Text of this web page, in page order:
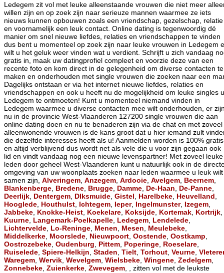
Ledegem zit vol met leuke alleenstaande vrouwen die niet meer
willen zijn en op zoek zijn naar serieuze mannen waarmee ze iets
nieuws kunnen opbouwen zoals een vriendschap, gezelschap, relatie
en voornamelijk een leuk contact. Online dating is tegenwoordig dé
manier om snel nieuwe liefdes, relaties en vriendschappen te vinden
dus bent u momenteel op zoek zijn naar leuke vrouwen in Ledegem
wilt u het geluk weer vinden wat u verdient. Schrijft u zich vandaag
gratis in, maak uw datingprofiel compleet en voorzie deze van een
recente foto en kom direct in de gelegenheid om diverse contacten te
maken en onderhouden met single vrouwen die zoeken naar een
Dagelijks ontstaan er via het internet nieuwe liefdes, relaties en
vriendschappen en ook u heeft nu de mogelijkheid om leuke singles
Ledegem te ontmoeten! Kunt u momenteel niemand vinden in
Ledegem waarmee u diverse contacten mee wilt onderhouden, er
nu in de provincie West-Vlaanderen 127200 single vrouwen die aan
online dating doen en nu te benaderen zijn via de chat en met zoveel
alleenwonende vrouwen is de kans groot dat u hier iemand zult
die dezelfde interesses heeft als u! Aanmelden worden is 100% gratis
en altijd verblijvend dus wordt net als vele die u voor zijn gegaan ook
lid en vindt vandaag nog een nieuwe levenspartner! Met zoveel leuke
leden door geheel West-Vlaanderen kunt u natuurlijk ook in de
omgeving van uw woonplaats zoeken naar leden waarmee u leuk wilt
samen zijn, Alveringem, Anzegem, Ardooie, Avelgem, Beernem,
Blankenberge, Bredene, Brugge, Damme, De-Haan, De-Panne,
Deerlijk, Dentergem, DIksmuide, Gistel, Harelbeke, Heuvelland,
Hooglede, Houthulst, Ichtegem, Ieper, Ingelmunster, Izegem,
Jabbeke, Knokke-Heist, Koekelare, Koksijde, Kortemak, Kortrijk,
Kuurne, Langemark-Poelkapelle, Ledegem, Lendelede,
Lichtervelde, Lo-Reninge, Menen, Mesen, Meulebeke,
Middelkerke, Moorslede, Nieuwpoort, Oostende, Oostkamp,
Oostrozebeke, Oudenburg, Pittem, Poperinge, Roeselare,
Ruiselede, Spiere-Helkijn, Staden, Tielt, Torhout, Veurne,
Waregem, Wervik, Wevelgem, Wielsbeke, Wingene, Zedelgem,
Zonnebeke, Zuienkerke, Zwevegem, , zitten vol met de leukste